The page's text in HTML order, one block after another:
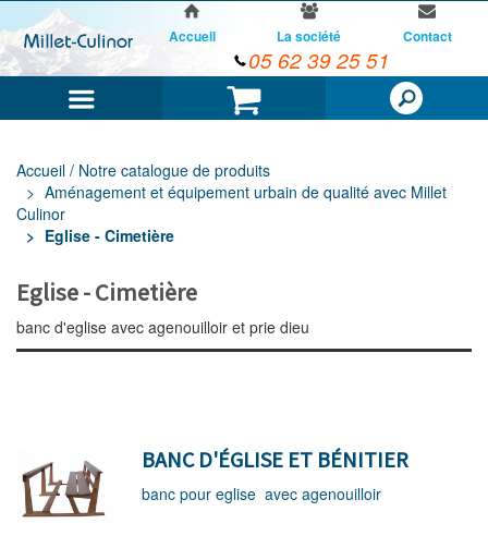
Panier
Accueil La société Contact
05 62 39 25 51
Accueil / Notre catalogue de produits
Aménagement et équipement urbain de qualité avec Millet
Culinor
Eglise - Cimetière
Eglise - Cimetière
banc d'eglise avec agenouilloir et prie dieu
BANC D'ÉGLISE ET BÉNITIER
banc pour eglise avec agenouilloir